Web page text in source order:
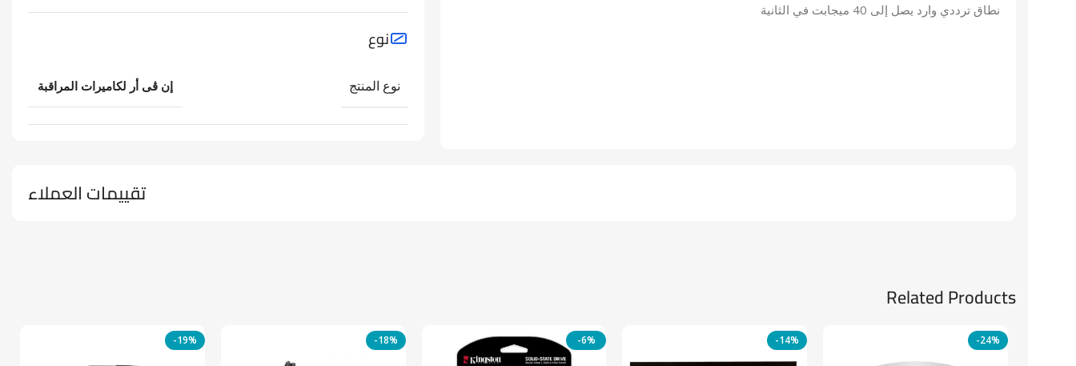
نطاق ترددي وارد يصل إلى 40 ميجابت في الثانية
نوع
نوع المنتج إن ڨى أر لكاميرات المراقبة
تقييمات العملاء
Related Products
-24%
-14%
-6%
-18%
-19%